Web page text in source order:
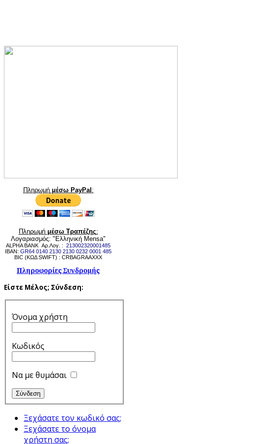
Πληρωμή μέσω PayPal :
Πληρωμή μέσω Τραπέζης:
Λογαριασμός: "Ελληνική Mensa"
ALPHA BANK Αρ.Λογ. : 213002320001485
IBAN: GR64 0140 2130 2130 0232 0001 485
BIC (ΚΩΔ SWIFT) : CRBAGRAAXXX
Πληροφορίες Συνδρομής
Είστε Μέλος; Σύνδεση:
Όνομα χρήστη
Κωδικός
Να με θυμάσαι
Ξεχάσατε τον κωδικό σας;
Ξεχάσατε το όνομα
χρήστη σας;